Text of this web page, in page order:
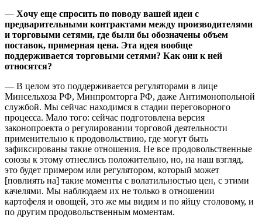
— Хочу еще спросить по поводу вашей идеи с
предварительными контрактами между производителями
и торговыми сетями, где были бы обозначены объем
поставок, примерная цена. Эта идея вообще
поддерживается торговыми сетями? Как они к ней
относятся?
— В целом это поддерживается регуляторами в лице
Минсельхоза РФ, Минпромторга РФ, даже Антимонопольной
службой. Мы сейчас находимся в стадии переговорного
процесса. Мало того: сейчас подготовлена версия
законопроекта о регулировании торговой деятельности
применительно к продовольствию, где могут быть
зафиксированы такие отношения. Не все продовольственные
союзы к этому отнеслись положительно, но, на наш взгляд,
это будет примером или регулятором, который может
[повлиять на] такие моменты с волатильностью цен, с этими
качелями. Мы наблюдаем их не только в отношении
картофеля и овощей, это же мы видим и по яйцу столовому, и
по другим продовольственным моментам.